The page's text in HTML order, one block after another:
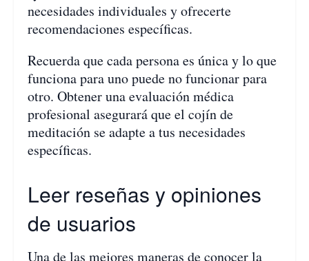
necesidades individuales y ofrecerte
recomendaciones específicas.
Recuerda que cada persona es única y lo que
funciona para uno puede no funcionar para
otro. Obtener una evaluación médica
profesional asegurará que el cojín de
meditación se adapte a tus necesidades
específicas.
Leer reseñas y opiniones
de usuarios
Una de las mejores maneras de conocer la